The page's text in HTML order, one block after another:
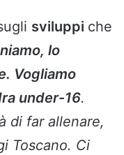
sviluppi che
lo
Vogliamo
under-16.
di far allenare,
Toscano. Ci